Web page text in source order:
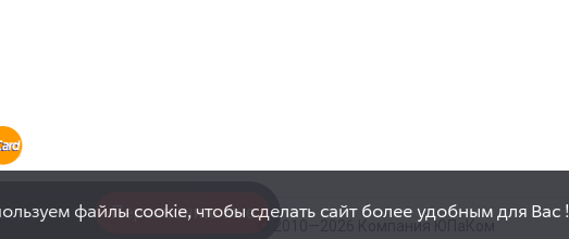
© 2010—2026 Компания ЮПаКом
Перезвоните мне
файлы cookie, чтобы сделать сайт более удобным для Вас !